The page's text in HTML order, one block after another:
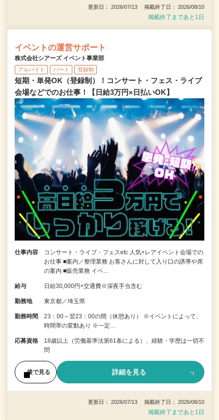
更新日： 2026/07/13 掲載終了日： 2026/08/10
掲載終了まであと1日
イベントの運営サポート
株式会社シアーズ イベント事業部
アルバイト パート 登録制
短期・単発OK（登録制）！コンサート・フェス・ライブ
会場などでのお仕事！【日給3万円×日払いOK】
仕事内容
コンサート・ライブ・フェスetc 人気×レアイベント会場での
お仕事 ■案内／整理業務 お客さんに対して入り口の誘導や席
の案内 ■販売業務 イベ…
給与 日給30,000円+交通費※深夜手当含む
勤務地 東京都／埼玉県
勤務時間
23：00～翌23：00の間（休憩あり） ※イベントによって、
時間帯の変動あり ※一定…
応募資格
18歳以上（労働基準法第61条による）、経験・学歴は一切不
問
後で見る 詳細を見る
更新日： 2026/07/13 掲載終了日： 2026/08/10
掲載終了まであと1日